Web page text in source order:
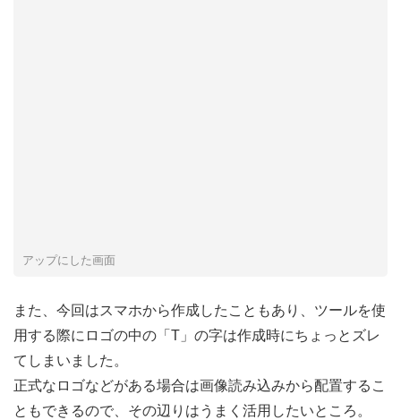
アップにした画面
また、今回はスマホから作成したこともあり、ツールを使
用する際にロゴの中の「T」の字は作成時にちょっとズレ
てしまいました。
正式なロゴなどがある場合は画像読み込みから配置するこ
ともできるので、その辺りはうまく活用したいところ。